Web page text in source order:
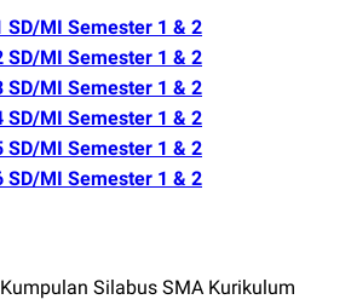
SD/MI Semester 1 & 2
SD/MI Semester 1 & 2
SD/MI Semester 1 & 2
SD/MI Semester 1 & 2
SD/MI Semester 1 & 2
SD/MI Semester 1 & 2
Silabus SMA Kurikulum